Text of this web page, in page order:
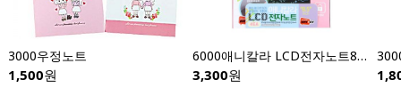
3000우정노트
1,500원
6000애니칼라 LCD전자노트8.5인치-낱개
3,300원